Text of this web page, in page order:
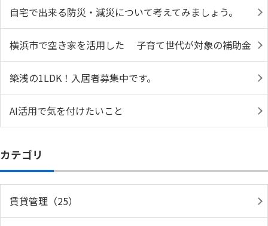
自宅で出来る防災・減災について考えてみましょう。
横浜市で空き家を活用した 子育て世代が対象の補助金
築浅の1LDK！入居者募集中です。
AI活用で気を付けたいこと
カテゴリ
賃貸管理（25）